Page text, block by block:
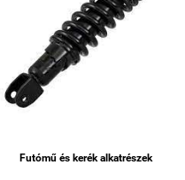
Futómű és kerék alkatrészek